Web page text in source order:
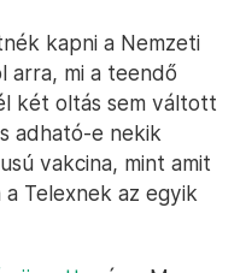
kapni a Nemzeti
arra, mi a teendő
két oltás sem váltott
adható-e nekik
vakcina, mint amit
Telexnek az egyik